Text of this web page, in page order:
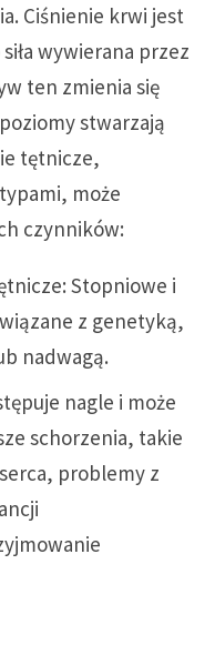
Ciśnienie krwi jest
wywierana przez
ten zmienia się
stwarzają
tętnicze,
może
czynników:
Stopniowe i
z genetyką,
nadwagą.
nagle i może
schorzenia, takie
problemy z